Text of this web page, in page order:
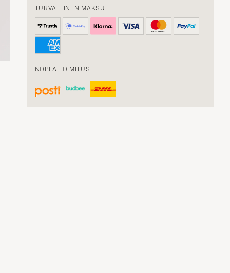
TURVALLINEN MAKSU
NOPEA TOIMITUS